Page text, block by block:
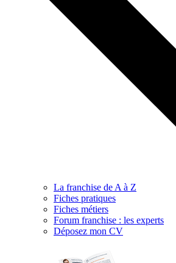
La franchise de A à Z
Fiches pratiques
Fiches métiers
Forum franchise : les experts
Déposez mon CV